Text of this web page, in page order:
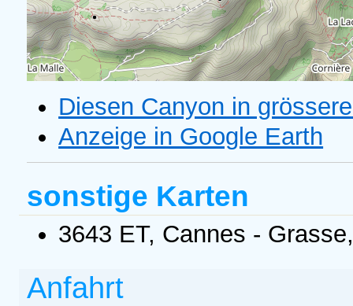
Diesen Canyon in
Anzeige in Google Earth
sonstige Karten
3643 ET, Cannes -
Anfahrt